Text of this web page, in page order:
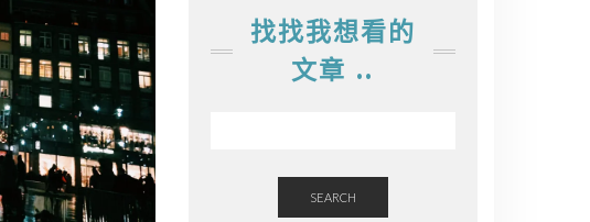
找找我想看的
文章 ..
SEARCH